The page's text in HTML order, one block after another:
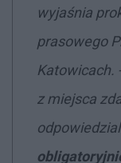
wyjaśnia
prasowego
Katowicach.
z miejsca